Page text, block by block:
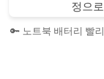
🔑 노트북 배터리 빨